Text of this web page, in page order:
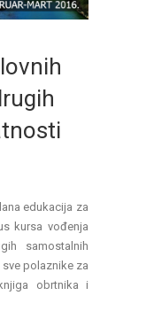
edukacija za
kursa vođenja
samostalnih
polaznike za
obrtnika i